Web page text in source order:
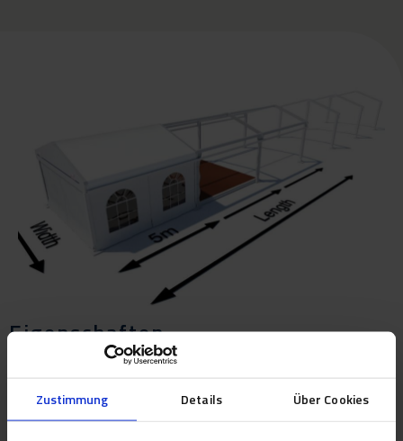
Zustimmung Details Über Cookies
Eigenschaften
Das Apollo besteht aus einer Aluminiumkonstruktion, die durch
Schiebeplanen geschlossen werden kann. Die Schiebeplanen für
die Seitenwände sind erhältlich in weiß – mit oder ohne Fenster.